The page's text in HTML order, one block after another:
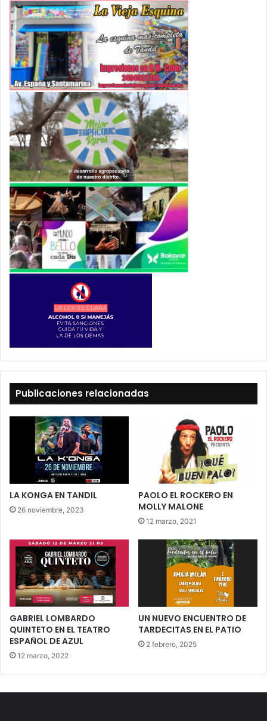
Publicaciones relacionadas
LA KONGA EN TANDIL
26 noviembre, 2023
PAOLO EL ROCKERO EN
MOLLY MALONE
12 marzo, 2021
GABRIEL LOMBARDO
QUINTETO EN EL TEATRO
ESPAÑOL DE AZUL
12 marzo, 2022
UN NUEVO ENCUENTRO DE
TARDECITAS EN EL PATIO
2 febrero, 2025